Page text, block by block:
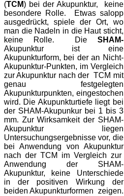
(TCM) bei der Akupunktur, keine
besondere Rolle. Etwas salopp
ausgedrückt, spiele der Ort, wo
man die Nadeln in die Haut sticht,
keine Rolle. Die SHAM-
Akupunktur ist eine
Akupunkturform, bei der an Nicht-
Akupunktur-Punkten, im Vergleich
zur Akupunktur nach der TCM mit
genau festgelegten
Akupunkturpunkten, eingestochen
wird. Die Akupunkturtiefe liegt bei
der SHAM-Akupunkur bei 1 bis 3
mm. Zur Wirksamkeit der SHAM-
Akupunktur liegen
Untersuchungsergebnisse vor, die
bei Anwendung von Akupunktur
nach der TCM im Vergleich zur
Anwendung der SHAM-
Akupunktur, keine Unterschiede
in der positiven Wirkung der
beiden Akupunkturformen zeigen.